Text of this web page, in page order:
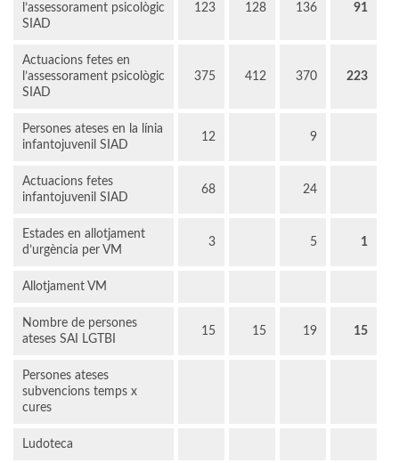
l’assessorament psicològic
SIAD
123 128 136 91
Actuacions fetes en
l’assessorament psicològic
SIAD
375 412 370 223
Persones ateses en la línia
infantojuvenil SIAD
12 9
Actuacions fetes
infantojuvenil SIAD
68 24
Estades en allotjament
d’urgència per VM
3 5 1
Allotjament VM
Nombre de persones
ateses SAI LGTBI
15 15 19 15
Persones ateses
subvencions temps x
cures
Ludoteca